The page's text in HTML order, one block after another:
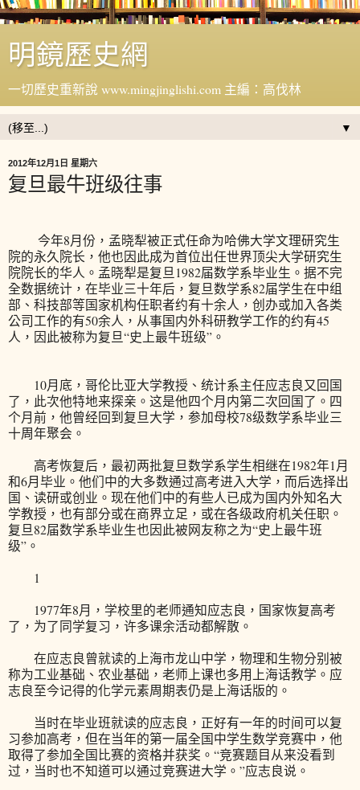
明鏡歷史網
一切歷史重新說 www.mingjinglishi.com 主編：高伐林
▼
2012年12月1日 星期六
复旦最牛班级往事
今年8月份，孟晓犁被正式任命为哈佛大学文理研究生
院的永久院长，他也因此成为首位出任世界顶尖大学研究生
院院长的华人。孟晓犁是复旦1982届数学系毕业生。据不完
全数据统计，在毕业三十年后，复旦数学系82届学生在中组
部、科技部等国家机构任职者约有十余人，创办或加入各类
公司工作的有50余人，从事国内外科研教学工作的约有45
人，因此被称为复旦“史上最牛班级”。
10月底，哥伦比亚大学教授、统计系主任应志良又回国
了，此次他特地来探亲。这是他四个月内第二次回国了。四
个月前，他曾经回到复旦大学，参加母校78级数学系毕业三
十周年聚会。
高考恢复后，最初两批复旦数学系学生相继在1982年1月
和6月毕业。他们中的大多数通过高考进入大学，而后选择出
国、读研或创业。现在他们中的有些人已成为国内外知名大
学教授，也有部分或在商界立足，或在各级政府机关任职。
复旦82届数学系毕业生也因此被网友称之为“史上最牛班
级”。
1
1977年8月，学校里的老师通知应志良，国家恢复高考
了，为了同学复习，许多课余活动都解散。
在应志良曾就读的上海市龙山中学，物理和生物分别被
称为工业基础、农业基础，老师上课也多用上海话教学。应
志良至今记得的化学元素周期表仍是上海话版的。
当时在毕业班就读的应志良，正好有一年的时间可以复
习参加高考，但在当年的第一届全国中学生数学竞赛中，他
取得了参加全国比赛的资格并获奖。“竞赛题目从来没看到
过，当时也不知道可以通过竞赛进大学。”应志良说。